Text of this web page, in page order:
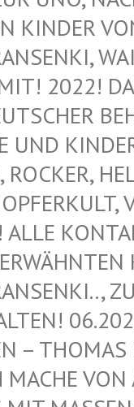
KINDER
2022!
ZU
– THOMAS
VON